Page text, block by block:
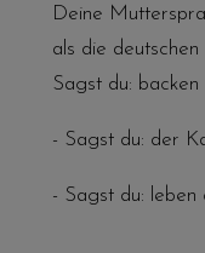
Deine
als die deutschen
Sagst du:
- Sagst du: der
- Sagst du: leben